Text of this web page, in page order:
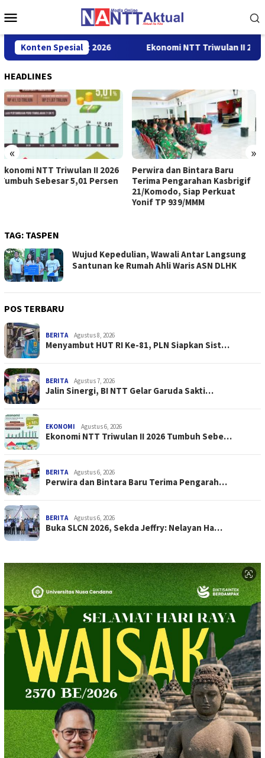
ke
Mobile
Konten Spesial
Border Fest 2026 Ekonomi NTT Triwulan II 2026
HEADLINES
« »
Perwira dan Bintara Baru
Terima Pengarahan Kasbrigif
Buka SLCN 2026, Sekda Jeffry:
Nelayan Harus Jadikan
Keselamatan Sebagai
Prioritas
TAG: TASPEN
Wujud Kepedulian, Wawali Antar Langsung
Santunan ke Rumah Ahli Waris ASN DLHK
POS TERBARU
BERITA Agustus 8, 2026
Menyambut HUT RI Ke-81, PLN Siapkan Sist…
BERITA Agustus 7, 2026
Jalin Sinergi, BI NTT Gelar Garuda Sakti…
EKONOMI Agustus 6, 2026
Ekonomi NTT Triwulan II 2026 Tumbuh Sebe…
BERITA Agustus 6, 2026
Perwira dan Bintara Baru Terima Pengarah…
BERITA Agustus 6, 2026
Buka SLCN 2026, Sekda Jeffry: Nelayan Ha…